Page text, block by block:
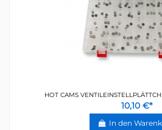
HOT CAMS
10,10 €*
In den